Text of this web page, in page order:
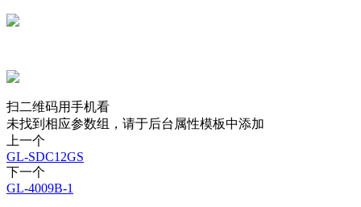
扫二维码用手机看
未找到相应参数组，请于后台属性模板中添加
上一个
GL-SDC12GS
下一个
GL-4009B-1